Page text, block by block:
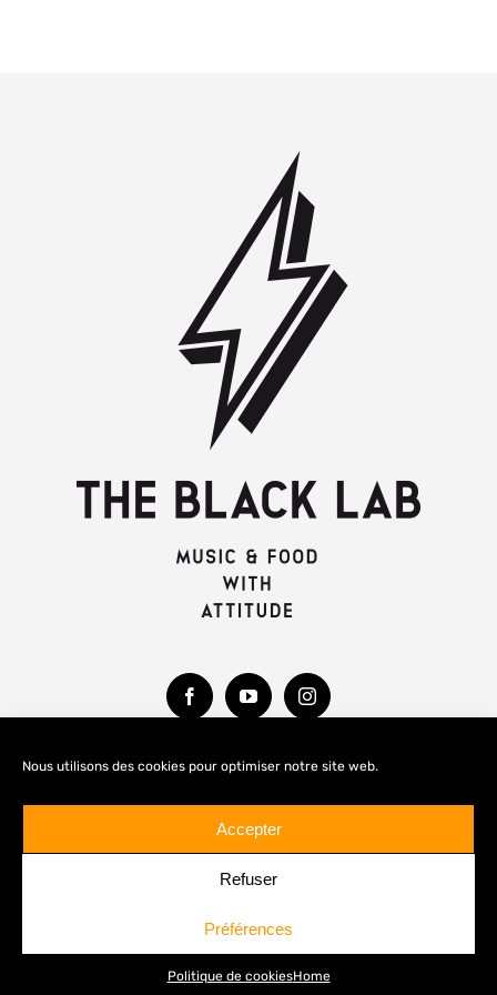
Nous utilisons des cookies pour optimiser notre site web.
Accepter
Refuser
Préférences
Politique de cookiesHome
MENTIONS LÉGALES
© Copyright 2020 - 2026 THE BLACK LAB